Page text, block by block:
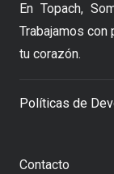
En Topach,
Trabajamos
tu corazón.
Políticas de
Contacto